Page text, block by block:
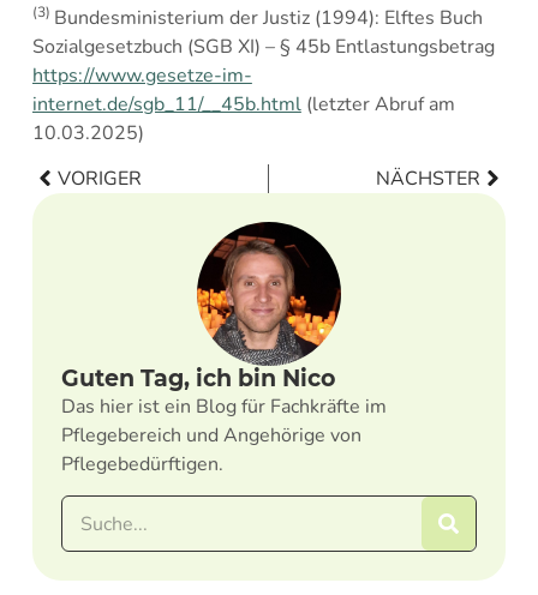
(3) Bundesministerium der Justiz (1994): Elftes Buch
Sozialgesetzbuch (SGB XI) – § 45b Entlastungsbetrag
https://www.gesetze-im-
internet.de/sgb_11/__45b.html(letzter Abruf am
10.03.2025)
VORIGER
NÄCHSTER
Guten Tag, ich bin Nico
Das hier ist ein Blog für Fachkräfte im
Pflegebereich und Angehörige von
Pflegebedürftigen.